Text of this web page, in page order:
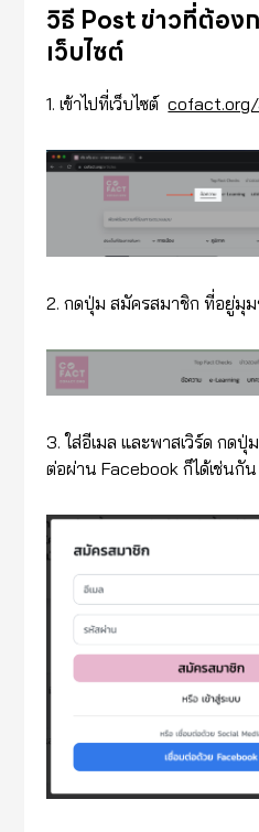
วิธี Post ข่าวที่ต้อง
เว็บไซต์
1. เข้าไปที่เว็บไซต์
2. กดปุ่ม สมัครสมาชิก ที่อยู่มุ
3. ใส่อีเมล และพาสเวิร์ด กด
ต่อผ่าน Facebook ก็ได้เช่นกัน